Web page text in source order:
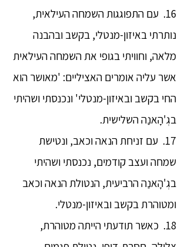
16. עם התפוגגות השמחה העילאית,
נותרתי באיזון-מנטלי, בקשב ובהבנה
מלאה, וחוויתי בגופי את השמחה העילאית
אשר עליה אומרים האציליים: 'מאושר הוא
החי בקשב ובאיזון-מנטלי' ונכנסתי ושהיתי
בגְ'הָאנַה השלישית.
17. עם זניחת הנאה וכאב, ונטישת
שמחה ועצב קודמים, נכנסתי ושהיתי
בגְ'הָאנַה הרביעית, הנטולת הנאה וכאב
ומטוהרת בקשב ובאיזון-מנטלי.
18. כאשר תודעתי הייתה מטוהרת,